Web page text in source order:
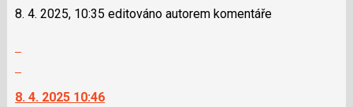
nový
8. 4. 2025, 10:35 editováno autorem komentáře
další
8. 4. 2025 10:46